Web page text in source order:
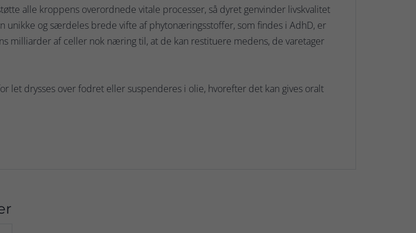
alle kroppens overordnede vitale processer, så dyret genvinder livskvalitet
unikke og særdeles brede vifte af phytonæringsstoffer, som findes i AdhD, er
milliarder af celler nok næring til, at de kan restituere medens, de varetager
let drysses over fodret eller suspenderes i olie, hvorefter det kan gives oralt